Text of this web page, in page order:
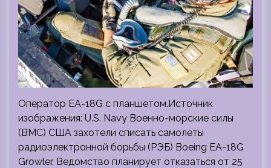
Оператор EA-18G с планшетом.Источник
изображения: U.S. Navy Военно-морские силы
(ВМС) США захотели списать самолеты
радиоэлектронной борьбы (РЭБ) Boeing EA-18G
Growler. Ведомство планирует отказаться от 25